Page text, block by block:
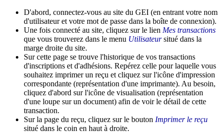
D'abord, connectez-vous au site du GEI (en entrant votre nom
d'utilisateur et votre mot de passe dans la boîte de connexion).
Une fois connecté au site, cliquez sur le lien Mes transactions
que vous trouverez dans le menu Utilisateursitué dans la
marge droite du site.
Sur cette page se trouve l'historique de vos transactions
d'inscriptions et d'adhésions. Repérez celle pour laquelle vous
souhaitez imprimer un reçu et cliquez sur l'icône d'impression
correspondante (représentation d'une imprimante). Au besoin,
cliquez d'abord sur l'icône de visualisation (représentation
d'une loupe sur un document) afin de voir le détail de cette
transaction.
Sur la page du reçu, cliquez sur le bouton Imprimer le reçu
situé dans le coin en haut à droite.